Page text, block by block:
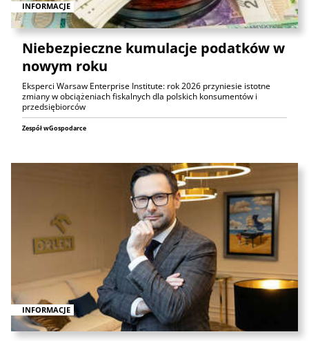
INFORMACJE
Niebezpieczne kumulacje podatków w
nowym roku
Eksperci Warsaw Enterprise Institute: rok 2026 przyniesie istotne
zmiany w obciążeniach fiskalnych dla polskich konsumentów i
przedsiębiorców
Zespół wGospodarce
INFORMACJE